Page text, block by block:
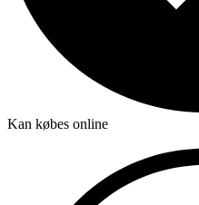
Kan købes online